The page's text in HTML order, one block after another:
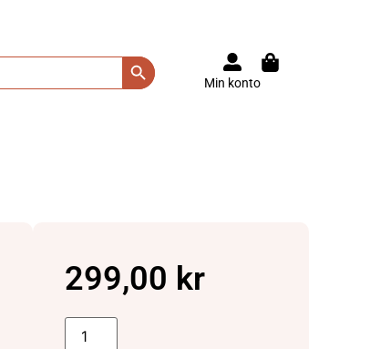
Search Button
Min konto
299,00 kr